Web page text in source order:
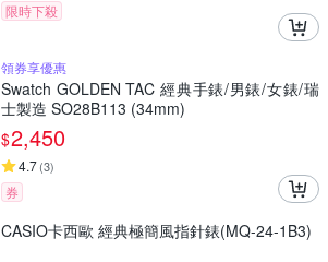
限時下殺
領券享優惠
Swatch GOLDEN TAC 經典手錶/男錶/女錶/瑞
士製造 SO28B113 (34mm)
$2,450
4.7(3)
券
CASIO卡西歐 經典極簡風指針錶(MQ-24-1B3)